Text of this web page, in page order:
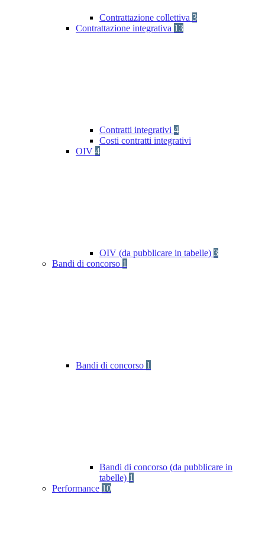
Contrattazione collettiva 3
Contrattazione integrativa 13
Contratti integrativi 4
Costi contratti integrativi
OIV 4
OIV (da pubblicare in tabelle) 3
Bandi di concorso 1
Bandi di concorso 1
Bandi di concorso (da pubblicare in
tabelle) 1
Performance 10